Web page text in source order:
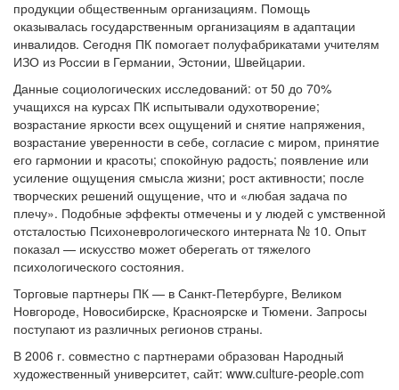
продукции общественным организациям. Помощь
оказывалась государственным организациям в адаптации
инвалидов. Сегодня ПК помогает полуфабрикатами учителям
ИЗО из России в Германии, Эстонии, Швейцарии.
Данные социологических исследований: от 50 до 70%
учащихся на курсах ПК испытывали одухотворение;
возрастание яркости всех ощущений и снятие напряжения,
возрастание уверенности в себе, согласие с миром, принятие
его гармонии и красоты; спокойную радость; появление или
усиление ощущения смысла жизни; рост активности; после
творческих решений ощущение, что и «любая задача по
плечу». Подобные эффекты отмечены и у людей с умственной
отсталостью Психоневрологического интерната № 10. Опыт
показал — искусство может оберегать от тяжелого
психологического состояния.
Торговые партнеры ПК — в Санкт-Петербурге, Великом
Новгороде, Новосибирске, Красноярске и Тюмени. Запросы
поступают из различных регионов страны.
В 2006 г. совместно с партнерами образован Народный
художественный университет, сайт: www.culture-people.com